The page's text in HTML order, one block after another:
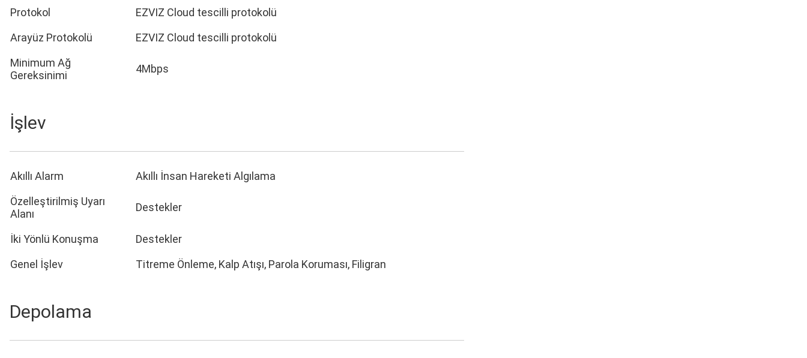
Protokol
EZVIZ Cloud tescilli protokolü
Arayüz Protokolü
EZVIZ Cloud tescilli protokolü
Minimum Ağ
Gereksinimi
4Mbps
İşlev
Akıllı Alarm
Akıllı İnsan Hareketi Algılama
Özelleştirilmiş Uyarı
Alanı
Destekler
İki Yönlü Konuşma
Destekler
Genel İşlev
Titreme Önleme, Kalp Atışı, Parola Koruması, Filigran
Depolama